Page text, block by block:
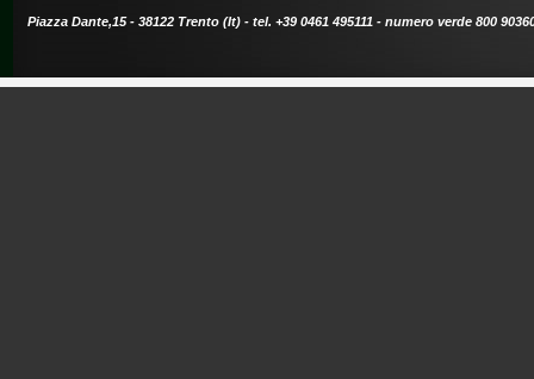
Piazza Dante,15 - 38122 Trento (It) - tel. +39 0461 495111 - numero verde 800